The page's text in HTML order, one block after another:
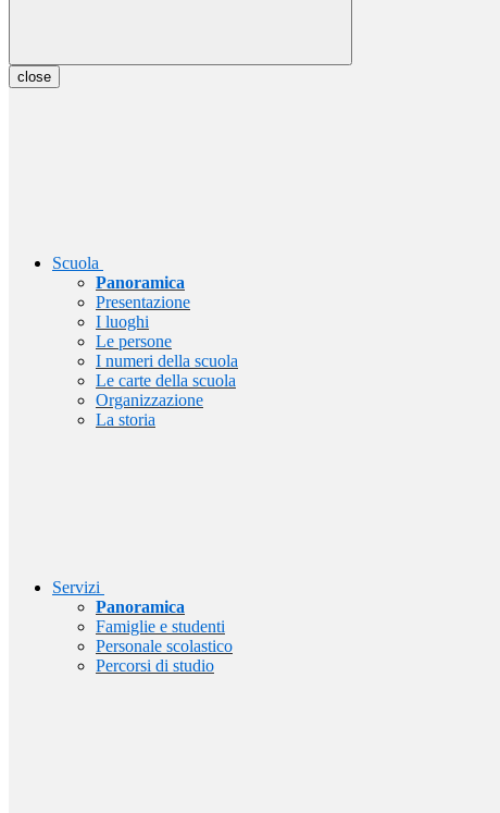
close
Scuola
Panoramica
Presentazione
I luoghi
Le persone
I numeri della scuola
Le carte della scuola
Organizzazione
La storia
Servizi
Panoramica
Famiglie e studenti
Personale scolastico
Percorsi di studio